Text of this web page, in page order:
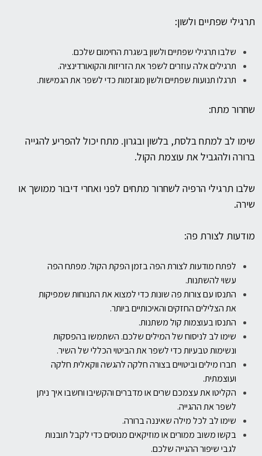
תרגילי שפתיים ולשון:
שלבו תרגילי שפתיים ולשון בשגרת החימום שלכם.
תרגילים אלה עוזרים לשפר את הזריזות והקואורדינציה.
תרגלו תנועות שפתיים ולשון מוגזמות כדי לשפר את הגמישות.
שחרור מתח:
שימו לב למתח בלסת, בלשון ובגרון. מתח יכול להפריע להגייה
ברורהולהגביל את עוצמת הקול.
שלבו תרגילי הרפיה לשחרור מתחים לפני ואחרי דיבור ממושך או
שירה.
מודעות לצורת פה:
לפתח מודעות לצורת הפה בזמן הפקת הקול. מפתח הפה
עשוי להשתנות.
התנסו עם צורות פה שונות כדי למצוא את התנוחות שמפיקות
את הצליליםהחזקים והאיכותיים ביותר.
התנסו בעוצמות קול משתנות.
שימו לב לניסוח של המילים שלכם. השתמשו בהפסקות
ונשימות טבעיות כדילשפר את הביטוי הכללי של השיר.
חברו מילים וביטויים בצורה חלקה להגשה ווקאלית חלקה
ועוצמתית.
הקליטו את עצמכם שרים או מדברים והקשיבו וחשבו איך ניתן
לשפר את ההגייה.
שימו לב לכל מילה שאיננה ברורה.
בקשו משוב ממורים או מוזיקאים מנוסים כדי לקבל תובנות
לגבי שיפור ההגייה שלכם.